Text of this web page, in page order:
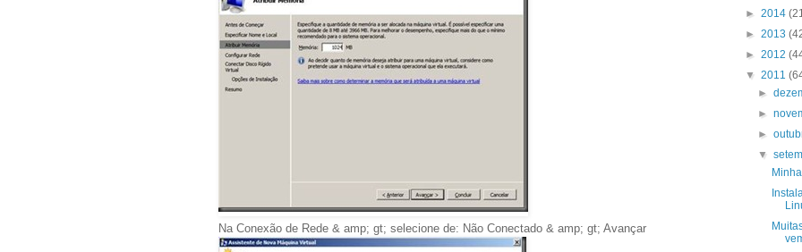
Na Conexão de Rede & amp; gt; selecione de: Não Conectado & amp; gt; Avançar
► 2014
► 2013
► 2012
▼ 2011
►
►
►
▼